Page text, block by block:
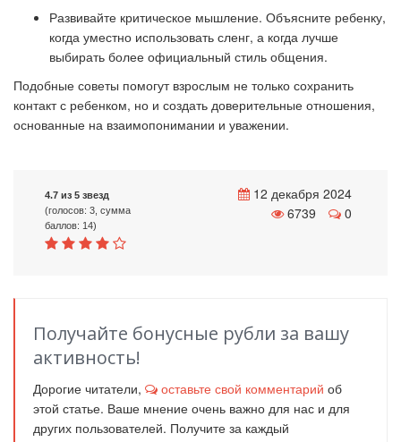
Развивайте критическое мышление. Объясните ребенку,
когда уместно использовать сленг, а когда лучше
выбирать более официальный стиль общения.
Подобные советы помогут взрослым не только сохранить
контакт с ребенком, но и создать доверительные отношения,
основанные на взаимопонимании и уважении.
4.7 из 5 звезд
(голосов: 3, сумма
баллов: 14)
12 декабря 2024
6739
0
Получайте бонусные рубли за вашу
активность!
Дорогие читатели, оставьте свой комментарий об
этой статье. Ваше мнение очень важно для нас и для
других пользователей. Получите за каждый